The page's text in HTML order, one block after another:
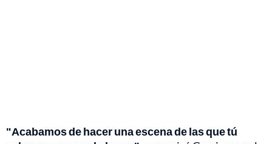
"Acabamos de hacer una escena de las que tú